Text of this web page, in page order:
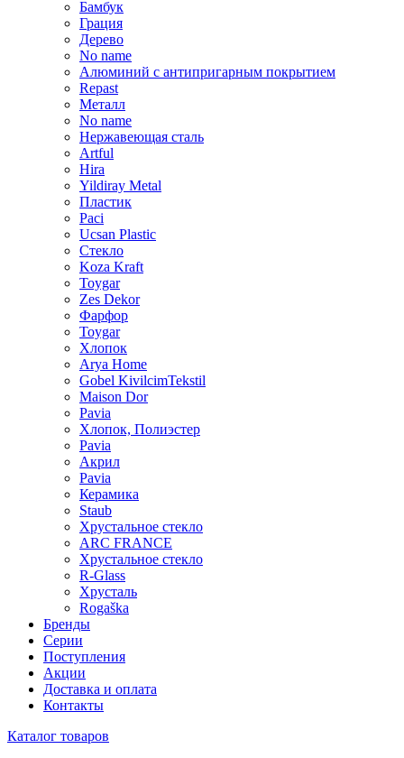
Бамбук
Грация
Дерево
No name
Алюминий с антипригарным покрытием
Repast
Металл
No name
Нержавеющая сталь
Artful
Hira
Yildiray Metal
Пластик
Paci
Ucsan Plastic
Стекло
Koza Kraft
Toygar
Zes Dekor
Фарфор
Toygar
Хлопок
Arya Home
Gobel KivilcimTekstil
Maison Dor
Pavia
Хлопок, Полиэстер
Pavia
Акрил
Pavia
Керамика
Staub
Хрустальное стекло
ARC FRANCE
Хрустальное стекло
R-Glass
Хрусталь
Rogaška
Бренды
Серии
Поступления
Акции
Доставка и оплата
Контакты
Каталог товаров